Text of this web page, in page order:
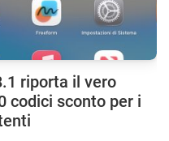
riporta il vero
codici sconto per i